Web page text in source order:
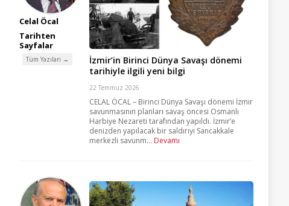
Celal Öcal
Tarihten
Sayfalar
Tüm Yazıları →
İzmir’in Birinci Dünya Savaşı dönemi
tarihiyle ilgili yeni bilgi
22 Temmuz 2026
CELAL ÖCAL – Birinci Dünya Savaşı dönemi İzmir
savunmasının planları savaş öncesi Osmanlı
Harbiye Nezareti tarafından yapıldı. İzmir’e
denizden yapılacak bir saldırıyı Sancakkale
merkezli savunm... Devamı